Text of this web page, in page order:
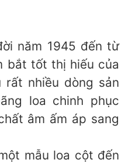
năm 1945 đến từ
bắt tốt thị hiếu của
nhiều dòng sản
loa chinh phục
âm ấm áp sang
mẫu loa cột đến